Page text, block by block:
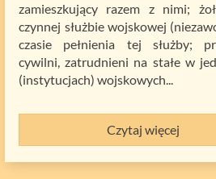
zamieszkujący razem z nimi;
czynnej służbie wojskowej
czasie pełnienia tej służby;
cywilni, zatrudnieni na stałe w
(instytucjach) wojskowych...
Czytaj więcej